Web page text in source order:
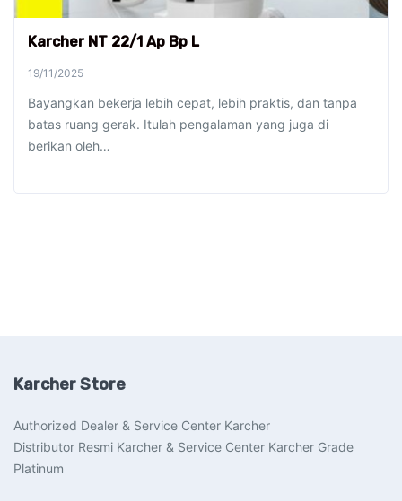
Karcher NT 22/1 Ap Bp L
19/11/2025
Bayangkan bekerja lebih cepat, lebih praktis, dan tanpa
batas ruang gerak. Itulah pengalaman yang juga di
berikan oleh…
Karcher Store
Authorized Dealer & Service Center Karcher
Distributor Resmi Karcher & Service Center Karcher Grade
Platinum